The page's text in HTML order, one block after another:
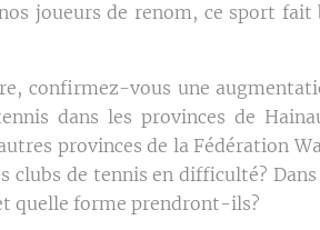
joueurs de renom, ce sport
confirmez-vous une
dans les provinces de
provinces de la Fédération
clubs de tennis en difficulté?
quelle forme prendront-ils?